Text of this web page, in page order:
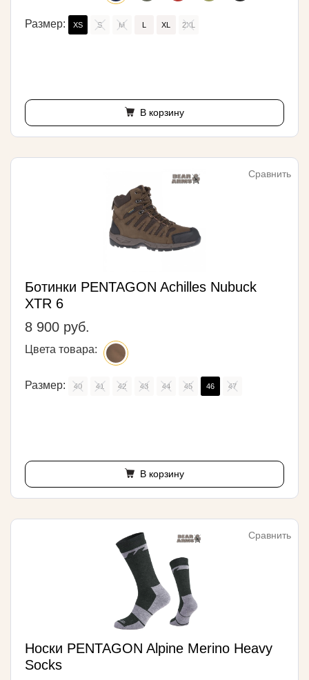
Размер: XS S M L XL 2XL
В корзину
Сравнить
Ботинки PENTAGON Achilles Nubuck
XTR 6
8 900 руб.
Цвета товара:
Размер: 40 41 42 43 44 45 46 47
В корзину
Сравнить
Носки PENTAGON Alpine Merino Heavy
Socks